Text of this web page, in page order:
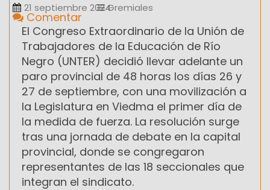
21 septiembre 2024Gremiales
Comentar
El Congreso Extraordinario de la Unión de
Trabajadores de la Educación de Río
Negro (UNTER) decidió llevar adelante un
paro provincial de 48 horas los días 26 y
27 de septiembre, con una movilización a
la Legislatura en Viedma el primer día de
la medida de fuerza. La resolución surge
tras una jornada de debate en la capital
provincial, donde se congregaron
representantes de las 18 seccionales que
integran el sindicato.